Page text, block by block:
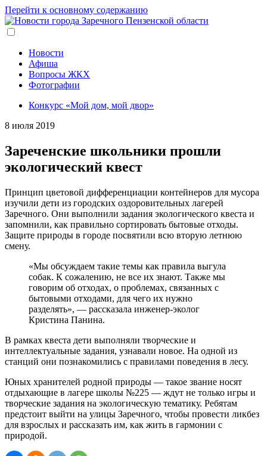
Перейти к основному содержанию
Новости
Афиша
Вопросы ЖКХ
Фотографии
Конкурс «Мой дом, мой двор»
8 июля 2019
Зареченские школьники прошли
экологический квест
Принцип цветовой дифференциации контейнеров для мусора
изучили дети из городских оздоровительных лагерей
Заречного. Они выполнили задания экологического квеста и
запомнили, как правильно сортировать бытовые отходы.
Защите природы в городе посвятили всю вторую летнюю
смену.
«Мы обсуждаем такие темы как правила выгула
собак. К сожалению, не все их знают. Также мы
говорим об отходах, о проблемах, связанных с
бытовыми отходами, для чего их нужно
разделять», — рассказала инженер-эколог
Кристина Панина.
В рамках квеста дети выполняли творческие и
интеллектуальные задания, узнавали новое. На одной из
станций они познакомились с правилами поведения в лесу.
Юных хранителей родной природы — такое звание носят
отдыхающие в лагере школы №225 — ждут не только игры и
творческие задания на экологическую тематику. Ребятам
предстоит выйти на улицы Заречного, чтобы провести ликбез
для взрослых и рассказать им, как жить в гармонии с
природой.